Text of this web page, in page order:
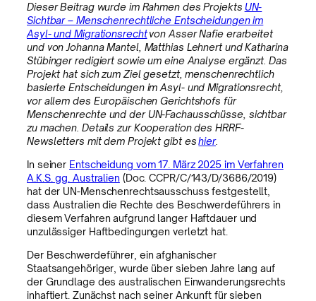
Dieser Beitrag wurde im Rahmen des Projekts UN-
Sichtbar – Menschenrechtliche Entscheidungen im
Asyl- und Migrationsrechtvon Asser Nafie erarbeitet
und von Johanna Mantel, Matthias Lehnert und Katharina
Stübinger redigiert sowie um eine Analyse ergänzt. Das
Projekt hat sich zum Ziel gesetzt, menschenrechtlich
basierte Entscheidungen im Asyl- und Migrationsrecht,
vor allem des Europäischen Gerichtshofs für
Menschenrechte und der UN-Fachausschüsse, sichtbar
zu machen. Details zur Kooperation des HRRF-
Newsletters mit dem Projekt gibt eshier.
In seiner Entscheidung vom 17. März 2025 im Verfahren
A.K.S. gg. Australien (Doc. CCPR/C/143/D/3686/2019)
hat der UN-Menschenrechtsausschuss festgestellt,
dass Australien die Rechte des Beschwerdeführers in
diesem Verfahren aufgrund langer Haftdauer und
unzulässiger Haftbedingungen verletzt hat.
Der Beschwerdeführer, ein afghanischer
Staatsangehöriger, wurde über sieben Jahre lang auf
der Grundlage des australischen Einwanderungsrechts
inhaftiert. Zunächst nach seiner Ankunft für sieben